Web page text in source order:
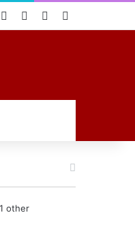
Log InRandom Article
Sidebar
other